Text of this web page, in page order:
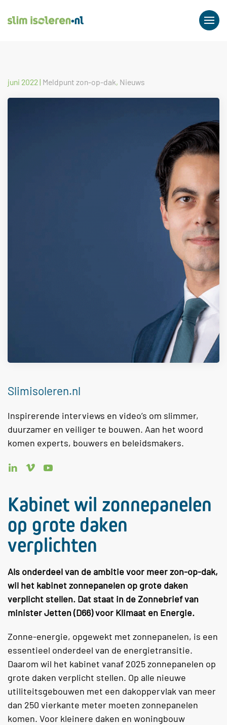
juni 2022| Meldpunt zon-op-dak, Nieuws
Slimisoleren.nl
Inspirerende interviews en video’s om slimmer,
duurzamer en veiliger te bouwen. Aan het woord
komen experts, bouwers en beleidsmakers.
Kabinet wil zonnepanelen
op grote daken
verplichten
Als onderdeel van de ambitie voor meer zon-op-dak,
wil het kabinet zonnepanelen op grote daken
verplicht stellen. Dat staat in de Zonnebrief van
minister Jetten (D66) voor Klimaat en Energie.
Zonne-energie, opgewekt met zonnepanelen, is een
essentieel onderdeel van de energietransitie.
Daarom wil het kabinet vanaf 2025 zonnepanelen op
grote daken verplicht stellen. Op alle nieuwe
utiliteitsgebouwen met een dakoppervlak van meer
dan 250 vierkante meter moeten zonnepanelen
komen. Voor kleinere daken en woningbouw